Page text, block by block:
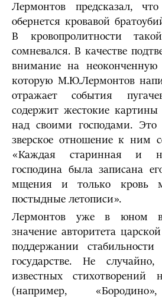
Лермонтов предсказал,
обернется кровавой
В кровопролитности
сомневался. В качестве
внимание на неоконченную
которую М.Ю.Лермонтов
отражает события
содержит жестокие картины
над своими господами. Это
зверское отношение к ним
«Каждая старинная и
господина была записана
мщения и только кровь
постыдные летописи».
Лермонтов уже в юном
значение авторитета
поддержании
государстве. Не
известных
(например,